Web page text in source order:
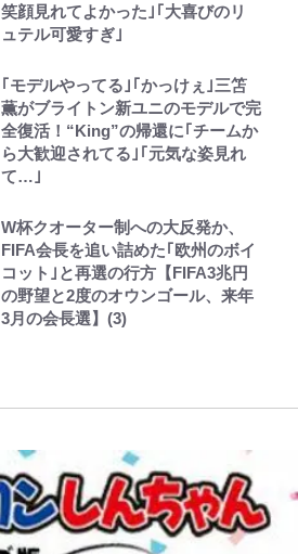
笑顔見れてよかった｣｢大喜びのリ
ュテル可愛すぎ｣
｢モデルやってる｣｢かっけぇ｣三笘
薫がブライトン新ユニのモデルで完
全復活！“King”の帰還に｢チームか
ら大歓迎されてる｣｢元気な姿見れ
て…｣
W杯クオーター制への大反発か、
FIFA会長を追い詰めた｢欧州のボイ
コット｣と再選の行方【FIFA3兆円
の野望と2度のオウンゴール、来年
3月の会長選】(3)
公式-異世界召喚は二度目です 第1
公式-ヒロインが来る前に妊娠しま
した~詰んだはずの悪役令嬢です
が、どうやら違うようです~ 第2話
下七武海の謎めいた過去も…
上杉達也の才能を「いち早く見出し
た人物たち」
「BOSS×ポケモン30周年」第2弾
コラボ実施！ 新商品「歴戦の微
つけたら即購入！」
第3回 出版までの道のり・その2
レビュー『仮面家族』悠木シュン・
著
落ちた日本死ね」
事情』がある」…山尾志桜里が
SNSのバッシングにも向き合う理
由と独自メンタル術
武田久美子が語る23年ぶり写真集
と「貝殻水着」を超える伝説の衣装
に迫る
続々
い意味” 三山凌輝「無反省メー
ル」文春第2弾で“一家の限界”報道
も
【川口春奈と結婚】板倉滉は「めっ
包容力…超愛される日本代表
の順序や位置」積載のコツとは？
「実体験レポ」
アユは「怒らせて掛ける」魚だっ
た！ ルアーを追わせて釣りあげる
「アユイング」のオリジナリティ＆
おもしろさを知る
けど……」 グラベルバイクで暑さ
に負けそうなヒルクライム、砂利道
を疾走して少年時代を振り返る50
代の夏 長野県｜2026年
とうちゃんが出世するゾ
ボンジュールでポンジュースだゾ